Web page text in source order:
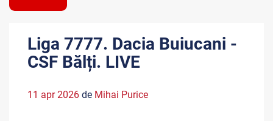
Liga 7777. Dacia Buiucani -
CSF Bălți. LIVE
11 apr 2026 de Mihai Purice